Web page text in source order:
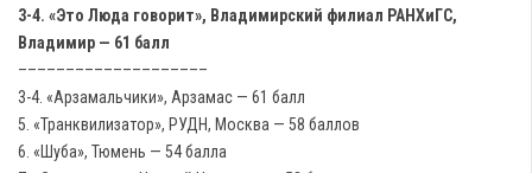
3-4. «Это Люда говорит», Владимирский филиал РАНХиГС,
Владимир — 61 балл
––––––––––––––––––––
3-4. «Арзамальчики», Арзамас — 61 балл
5. «Транквилизатор», РУДН, Москва — 58 баллов
6. «Шуба», Тюмень — 54 балла